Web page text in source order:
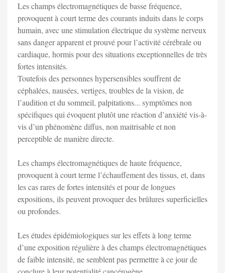
Les champs électromagnétiques de basse fréquence,
provoquent à court terme des courants induits dans le corps
humain, avec une stimulation électrique du système nerveux
sans danger apparent et prouvé pour l’activité cérébrale ou
cardiaque, hormis pour des situations exceptionnelles de très
fortes intensités.
Toutefois des personnes hypersensibles souffrent de
céphalées, nausées, vertiges, troubles de la vision, de
l’audition et du sommeil, palpitations... symptômes non
spécifiques qui évoquent plutôt une réaction d’anxiété vis-à-
vis d’un phénomène diffus, non maitrisable et non
perceptible de manière directe.
Les champs électromagnétiques de haute fréquence,
provoquent à court terme l’échauffement des tissus, et, dans
les cas rares de fortes intensités et pour de longues
expositions, ils peuvent provoquer des brûlures superficielles
ou profondes.
Les études épidémiologiques sur les effets à long terme
d’une exposition régulière à des champs électromagnétiques
de faible intensité, ne semblent pas permettre à ce jour de